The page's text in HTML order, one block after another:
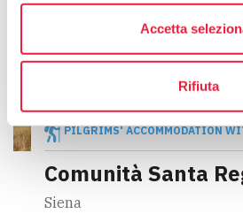
Accetta
Rifiuta
PILGRIMS' ACCOMMODATION
Comunità Santa
Siena